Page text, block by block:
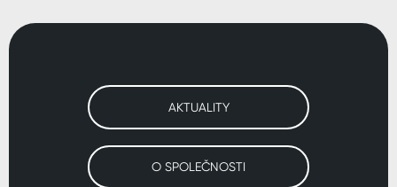
AKTUALITY
O SPOLEČNOSTI